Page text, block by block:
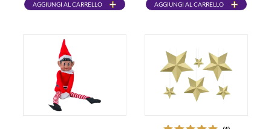
AGGIUNGI AL CARRELLO AGGIUNGI AL CARRELLO